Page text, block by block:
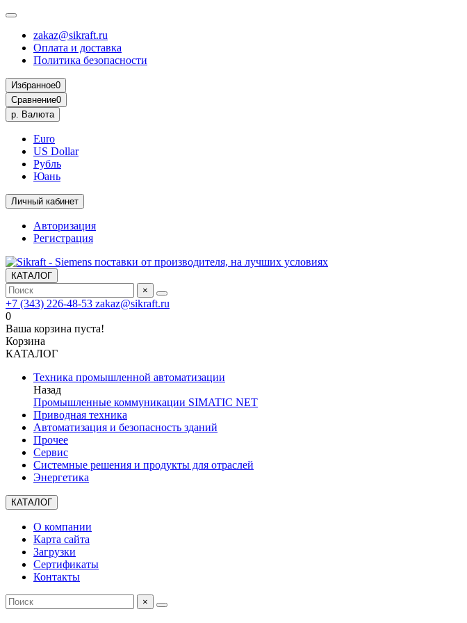
zakaz@sikraft.ru
Оплата и доставка
Политика безопасности
Избранное0
Сравнение0
р. Валюта
Euro
US Dollar
Рубль
Юань
Личный кабинет
Авторизация
Регистрация
КАТАЛОГ
×
+7 (343) 226-48-53 zakaz@sikraft.ru
0
Ваша корзина пуста!
Корзина
КАТАЛОГ
Техника промышленной автоматизации
Назад
Промышленные коммуникации SIMATIC NET
Приводная техника
Автоматизация и безопасность зданий
Прочее
Сервис
Системные решения и продукты для отраслей
Энергетика
КАТАЛОГ
О компании
Карта сайта
Загрузки
Сертификаты
Контакты
×